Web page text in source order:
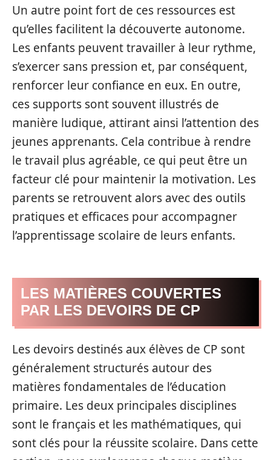
Un autre point fort de ces ressources est
qu’elles facilitent la découverte autonome.
Les enfants peuvent travailler à leur rythme,
s’exercer sans pression et, par conséquent,
renforcer leur confiance en eux. En outre,
ces supports sont souvent illustrés de
manière ludique, attirant ainsi l’attention des
jeunes apprenants. Cela contribue à rendre
le travail plus agréable, ce qui peut être un
facteur clé pour maintenir la motivation. Les
parents se retrouvent alors avec des outils
pratiques et efficaces pour accompagner
l’apprentissage scolaire de leurs enfants.
LES MATIÈRES COUVERTES
PAR LES DEVOIRS DE CP
Les devoirs destinés aux élèves de CP sont
généralement structurés autour des
matières fondamentales de l’éducation
primaire. Les deux principales disciplines
sont le français et les mathématiques, qui
sont clés pour la réussite scolaire. Dans cette